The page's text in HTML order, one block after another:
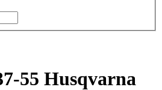
55 Husqvarna